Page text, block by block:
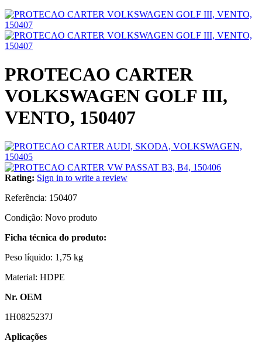
PROTECAO CARTER
VOLKSWAGEN GOLF III,
VENTO, 150407
Rating: Sign in to write a review
Referência: 150407
Condição: Novo produto
Ficha técnica do produto:
Peso líquido: 1,75 kg
Material: HDPE
Nr. OEM
1H0825237J
Aplicações